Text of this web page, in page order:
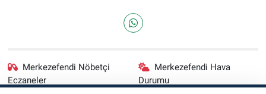
Merkezefendi Nöbetçi
Eczaneler
Merkezefendi Hava
Durumu